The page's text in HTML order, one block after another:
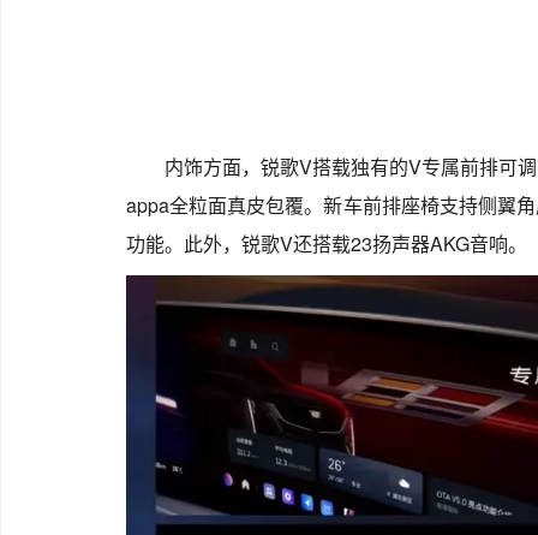
内饰方面，锐歌V搭载独有的V专属前排可
appa全粒面真皮包覆。新车前排座椅支持侧翼
功能。此外，锐歌V还搭载23扬声器AKG音响。